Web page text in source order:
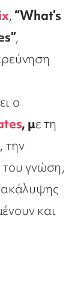
,“What’s
,
ο
, με τη
την
του γνώση,
και